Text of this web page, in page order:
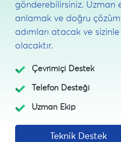
gönderebilirsiniz. Uzman
anlamak ve doğru
adımları atacak ve
olacaktır.
Çevrimiçi Destek
Telefon Desteği
Uzman Ekip
Teknik Destek